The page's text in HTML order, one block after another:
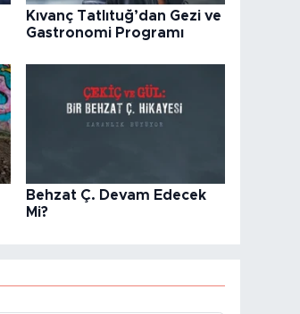
Kıvanç Tatlıtuğ’dan Gezi ve
Gastronomi Programı
Behzat Ç. Devam Edecek
Mi?